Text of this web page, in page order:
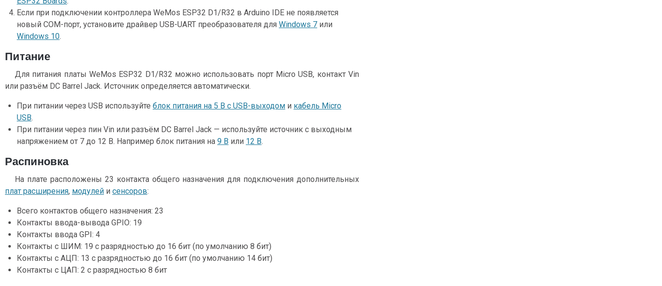
Если при подключении контроллера WeMos ESP32 D1/R32 в Arduino IDE не появляется
новый COM-порт, установите драйвер USB-UART преобразователя для Windows 7 или
Windows 10.
Питание
Для питания платы WeMos ESP32 D1/R32 можно использовать порт Micro USB, контакт Vin
или разъём DC Barrel Jack. Источник определяется автоматически.
При питании через USB используйте блок питания на 5 В с USB-выходом и кабель Micro
USB.
При питании через пин Vin или разъём DC Barrel Jack — используйте источник с выходным
напряжением от 7 до 12 В. Например блок питания на 9 В или 12 В.
Распиновка
На плате расположены 23 контакта общего назначения для подключения дополнительных
плат расширения, модулей и сенсоров:
Всего контактов общего назначения: 23
Контакты ввода-вывода GPIO: 19
Контакты ввода GPI: 4
Контакты с ШИМ: 19 с разрядностью до 16 бит (по умолчанию 8 бит)
Контакты с АЦП: 13 с разрядностью до 16 бит (по умолчанию 14 бит)
Контакты с ЦАП: 2 с разрядностью 8 бит